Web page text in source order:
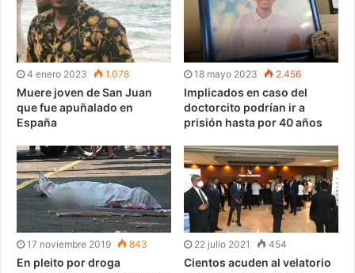
4 enero 2023 1.078
Muere joven de San Juan
que fue apuñalado en
España
18 mayo 2023 2.456
Implicados en caso del
doctorcito podrían ir a
prisión hasta por 40 años
17 noviembre 2019 843
En pleito por droga
22 julio 2021 454
Cientos acuden al velatorio